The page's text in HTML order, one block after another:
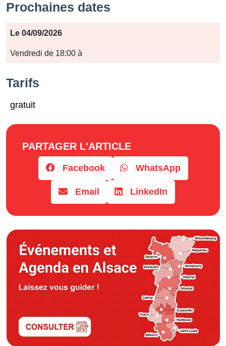
Prochaines dates
Période
Jours
Le 04/09/2026
Vendredi de 18:00 à
Tarifs
gratuit
PARTAGER L'ARTICLE
Facebook WhatsApp
Email LinkedIn